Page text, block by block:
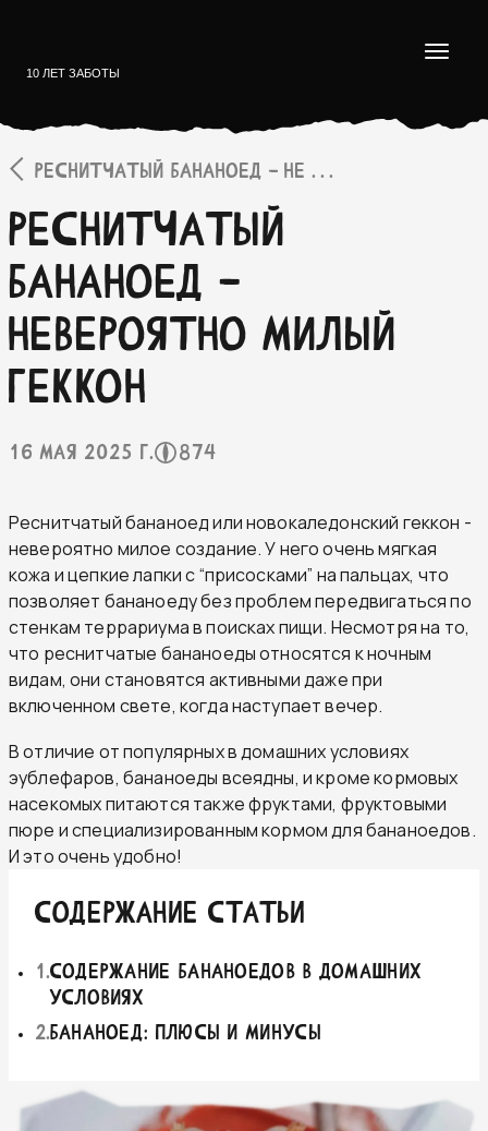
10 ЛЕТ ЗАБОТЫ
РЕСНИТЧАТЫЙ БАНАНОЕД - НЕ . . .
Реснитчатый
бананоед -
невероятно милый
геккон
16 мая 2025 г. 874
Реснитчатый бананоед или новокаледонский геккон -
невероятно милое создание. У него очень мягкая
кожа и цепкие лапки с “присосками” на пальцах, что
позволяет бананоеду без проблем передвигаться по
стенкам террариума в поисках пищи. Несмотря на то,
что реснитчатые бананоеды относятся к ночным
видам, они становятся активными даже при
включенном свете, когда наступает вечер.
В отличие от популярных в домашних условиях
эублефаров, бананоеды всеядны, и кроме кормовых
насекомых питаются также фруктами, фруктовыми
пюре и специализированным кормом для бананоедов.
И это очень удобно!
СОДЕРЖАНИЕ СТАТЬИ
1.Содержание бананоедов в домашних
условиях
2.Бананоед: плюсы и минусы